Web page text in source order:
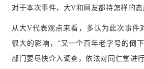
对于本次事件，大V和网友都持怎样的态
从大V代表观点来看，多认为此次事件
很大的影响，“又一个百年老字号的倒
部门要尽快介入调查，依法对同仁堂进行